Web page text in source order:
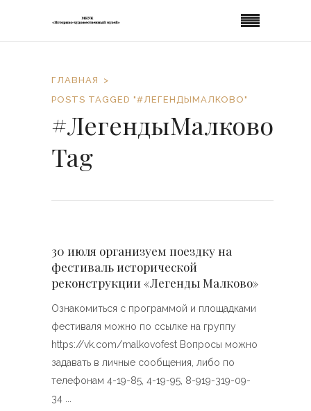
ГЛАВНАЯ
POSTS TAGGED "#ЛЕГЕНДЫМАЛКОВО"
#ЛегендыМалково
Tag
30 июля организуем поездку на
фестиваль исторической
реконструкции «Легенды Малково»
Ознакомиться с программой и площадками
фестиваля можно по ссылке на группу
https://vk.com/malkovofest Вопросы можно
задавать в личные сообщения, либо по
телефонам 4-19-85, 4-19-95, 8-919-319-09-
34